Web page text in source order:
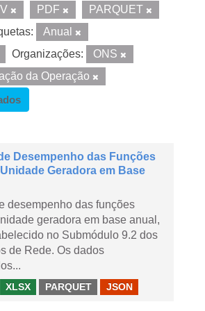
PDF
PARQUET
Anual
Organizações:
ONS
da Operação
Desempenho das Funções
Geradora em Base
desempenho das funções
geradora em base anual,
no Submódulo 9.2 dos
de Rede. Os dados
XLSX PARQUET JSON